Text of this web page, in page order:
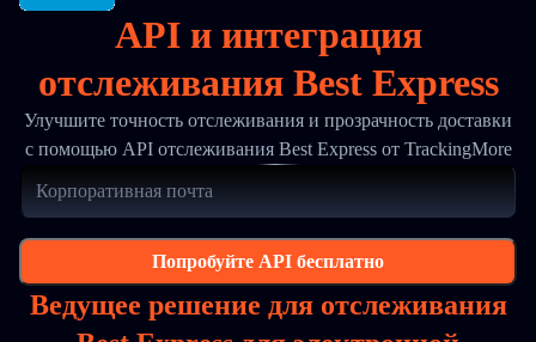
API и интеграция
отслеживания Best Express
Улучшите точность отслеживания и прозрачность доставки
с помощью API отслеживания Best Express от TrackingMore
Попробуйте API бесплатно
Ведущее решение для отслеживания